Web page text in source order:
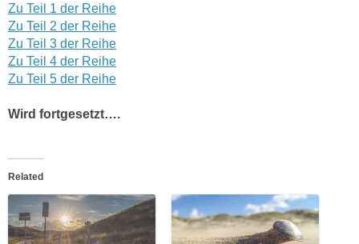
Zu Teil 1 der Reihe
Zu Teil 2 der Reihe
Zu Teil 3 der Reihe
Zu Teil 4 der Reihe
Zu Teil 5 der Reihe
Wird fortgesetzt….
Related